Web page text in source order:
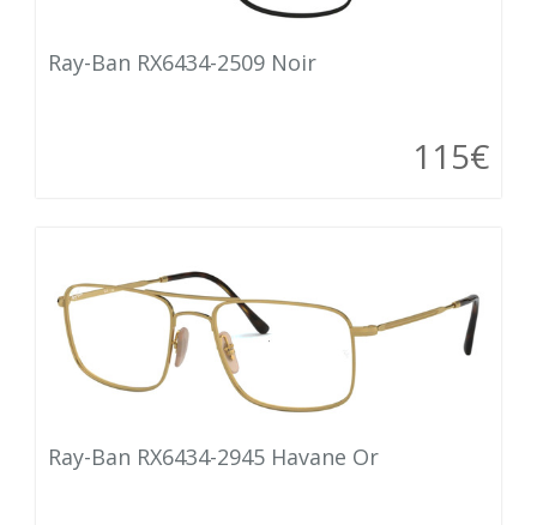
Ray-Ban RX6434-2509 Noir
115€
Ray-Ban RX6434-2945 Havane Or